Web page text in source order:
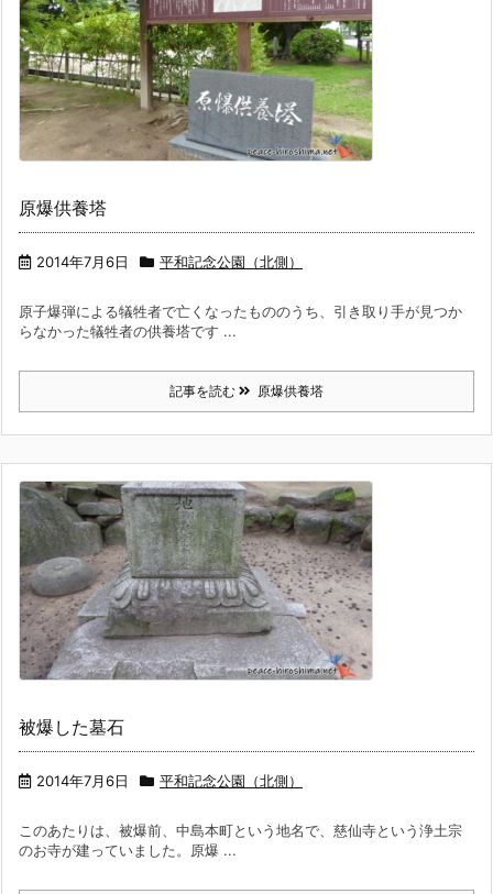
原爆供養塔
2014年7月6日 平和記念公園（北側）
原子爆弾による犠牲者で亡くなったもののうち、引き取り手が見つか
らなかった犠牲者の供養塔です ...
記事を読む 原爆供養塔
被爆した墓石
2014年7月6日 平和記念公園（北側）
このあたりは、被爆前、中島本町という地名で、慈仙寺という浄土宗
のお寺が建っていました。原爆 ...